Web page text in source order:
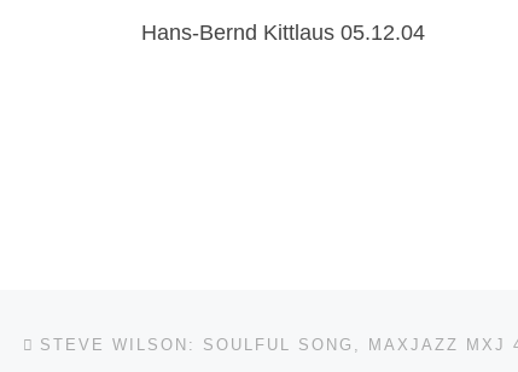
Hans-Bernd Kittlaus 05.12.04
Beitragsnavigation
STEVE WILSON: SOULFUL SONG, MAXJAZZ MXJ